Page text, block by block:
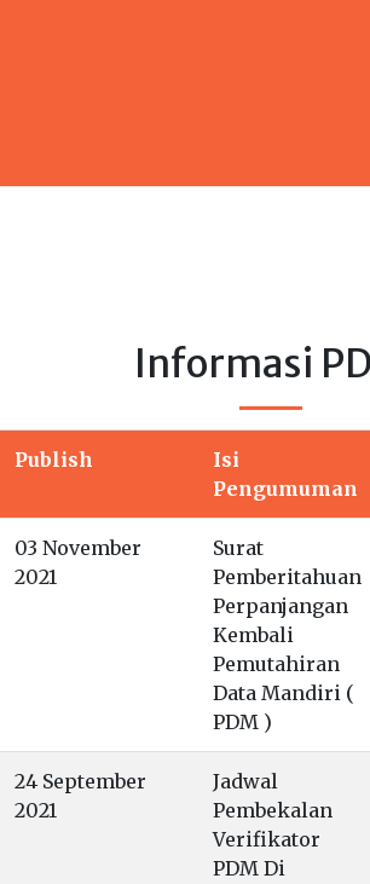
Informasi
Publish
Isi
Pengumuman
03 November
2021
Surat
Pemberitahuan
Perpanjangan
Kembali
Pemutahiran
Data Mandiri (
PDM )
24 September
2021
Jadwal
Pembekalan
Verifikator
PDM Di